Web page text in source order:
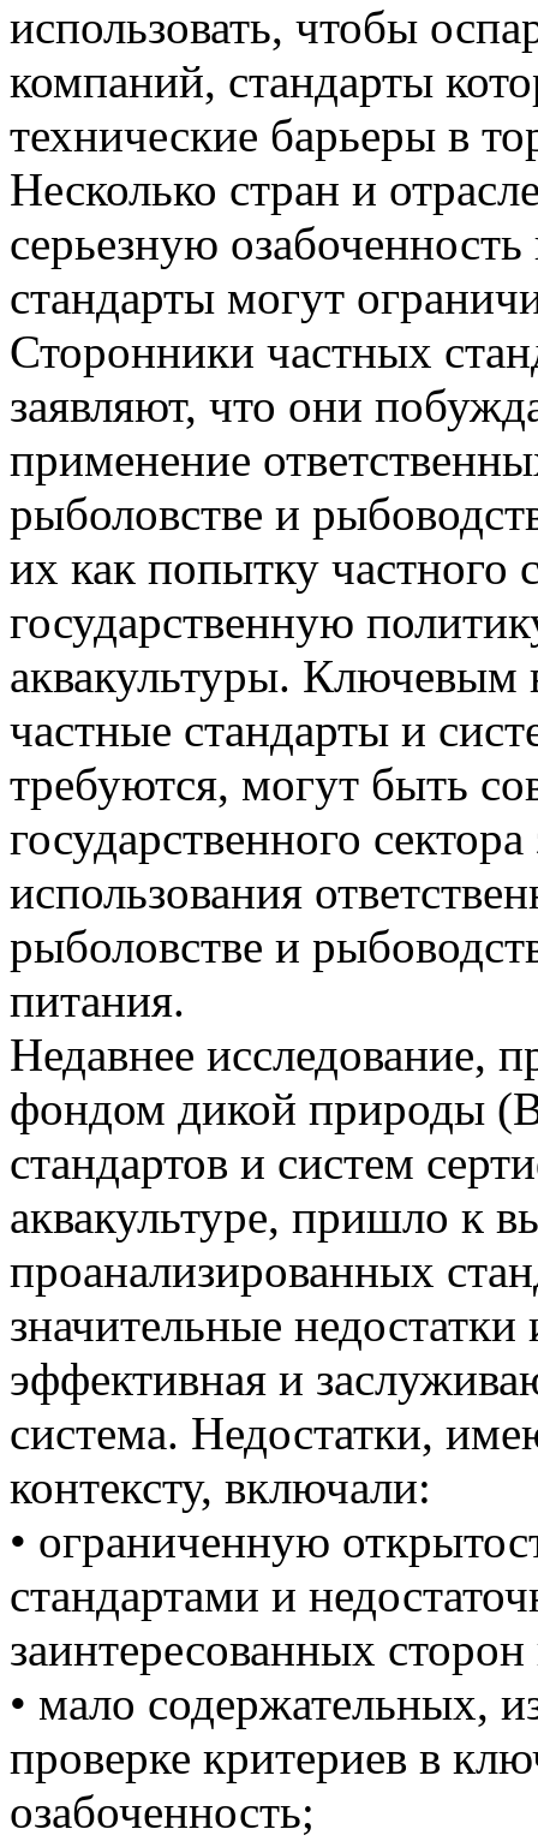
использовать, чтобы
компаний, стандарты
технические барьеры в
Несколько стран и
серьезную
стандарты могут
Сторонники частных
заявляют, что они
применение
рыболовстве и
их как попытку частного
государственную
аквакультуры. Ключевым
частные стандарты и
требуются, могут быть
государственного
использования
рыболовстве и
питания.
Недавнее исследование,
фондом дикой природы
стандартов и систем
аквакультуре, пришло к
проанализированных
значительные недостатки
эффективная и
система. Недостатки,
контексту, включали:
• ограниченную
стандартами и
заинтересованных
• мало содержательных,
проверке критериев в
озабоченность;